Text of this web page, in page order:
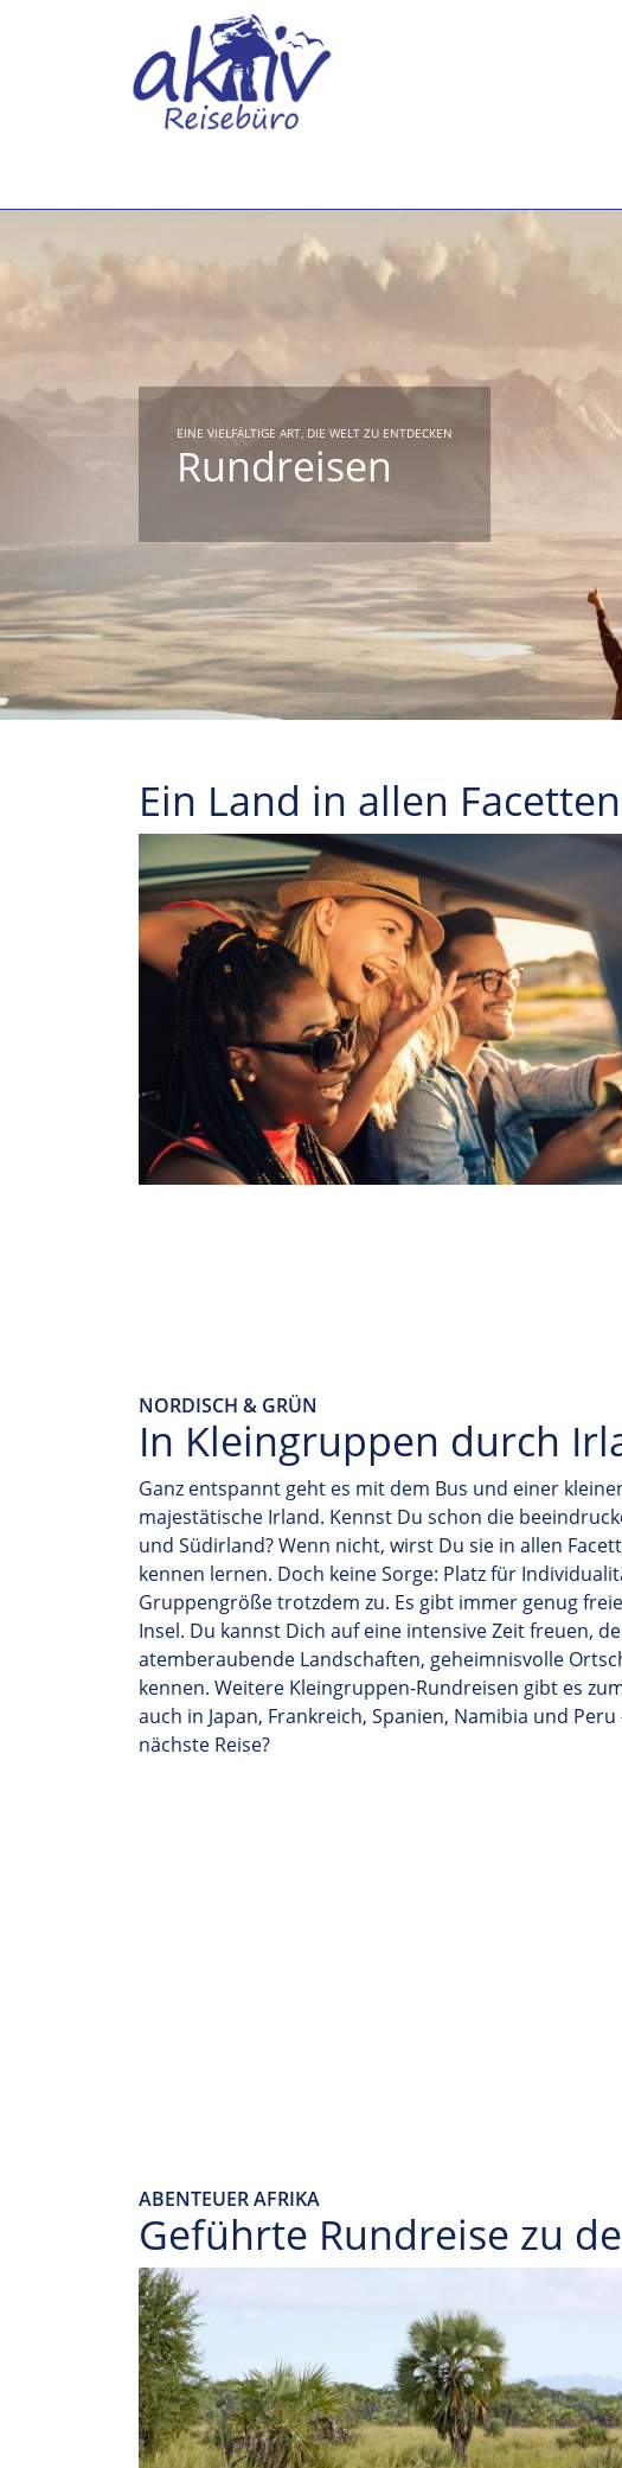
EINE VIELFÄLTIGE ART, DIE WELT ZU ENTDECKEN
Rundreisen
Ein Land in allen
NORDISCH & GRÜN
In Kleingruppen durch
Ganz entspannt geht es mit dem Bus und einer
majestätische Irland. Kennst Du schon die
und Südirland? Wenn nicht, wirst Du sie in allen
kennen lernen. Doch keine Sorge: Platz für
Gruppengröße trotzdem zu. Es gibt immer genug
Insel. Du kannst Dich auf eine intensive Zeitfreuen,
atemberaubende Landschaften, geheimnisvolle
kennen. Weitere Kleingruppen-Rundreisen gibt es
auch in Japan, Frankreich, Spanien, Namibia und
nächste Reise?
ABENTEUER AFRIKA
Geführte Rundreise zu